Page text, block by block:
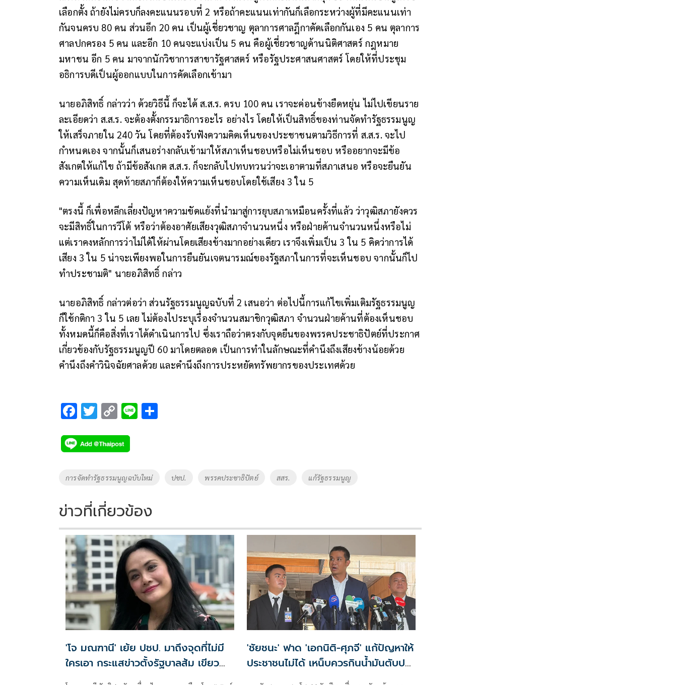
เลือกตั้ง ถ้ายังไม่ครบก็ลงคะแนนรอบที่ 2 หรือถ้าคะแนนเท่ากันก็เลือกระหว่างผู้ที่มีคะแนนเท่า
กันจนครบ 80 คน ส่วนอีก 20 คน เป็นผู้เชี่ยวชาญ ตุลาการศาลฎีกาคัดเลือกกันเอง 5 คน ตุลาการ
ศาลปกครอง 5 คน และอีก 10 คนจะแบ่งเป็น 5 คน คือผู้เชี่ยวชาญด้านนิติศาสตร์ กฎหมาย
มหาชน อีก 5 คน มาจากนักวิชาการสาขารัฐศาสตร์ หรือรัฐประศาสนศาสตร์ โดยให้ที่ประชุม
อธิการบดีเป็นผู้ออกแบบในการคัดเลือกเข้ามา
นายอภิสิทธิ์ กล่าวว่า ด้วยวิธีนี้ ก็จะได้ ส.ส.ร. ครบ 100 คน เราจะค่อนข้างยืดหยุ่น ไม่ไปเขียนราย
ละเอียดว่า ส.ส.ร. จะต้องตั้งกรรมาธิการอะไร อย่างไร โดยให้เป็นสิทธิ์ของท่านจัดทำรัฐธรรมนูญ
ให้เสร็จภายใน 240 วัน โดยที่ต้องรับฟังความคิดเห็นของประชาชนตามวิธีการที่ ส.ส.ร. จะไป
กำหนดเอง จากนั้นก็เสนอร่างกลับเข้ามาให้สภาเห็นชอบหรือไม่เห็นชอบ หรืออยากจะมีข้อ
สังเกตให้แก้ไข ถ้ามีข้อสังเกต ส.ส.ร. ก็จะกลับไปทบทวนว่าจะเอาตามที่สภาเสนอ หรือจะยืนยัน
ความเห็นเดิม สุดท้ายสภาก็ต้องให้ความเห็นชอบโดยใช้เสียง 3 ใน 5
"ตรงนี้ ก็เพื่อหลีกเลี่ยงปัญหาความขัดแย้งที่นำมาสู่การยุบสภาเหมือนครั้งที่แล้ว ว่าวุฒิสภายังควร
จะมีสิทธิ์ในการวีโต้ หรือว่าต้องอาศัยเสียงวุฒิสภาจำนวนหนึ่ง หรือฝ่ายค้านจำนวนหนึ่งหรือไม่
แต่เราคงหลักการว่าไม่ได้ให้ผ่านโดยเสียงข้างมากอย่างเดียว เราจึงเพิ่มเป็น 3 ใน 5 คิดว่าการได้
เสียง 3 ใน 5 น่าจะเพียงพอในการยืนยันเจตนารมณ์ของรัฐสภาในการที่จะเห็นชอบ จากนั้นก็ไป
ทำประชามติ" นายอภิสิทธิ์ กล่าว
นายอภิสิทธิ์ กล่าวต่อว่า ส่วนรัฐธรรมนูญฉบับที่ 2 เสนอว่า ต่อไปนี้การแก้ไขเพิ่มเติมรัฐธรรมนูญ
ก็ใช้กติกา 3 ใน 5 เลย ไม่ต้องไประบุเรื่องจำนวนสมาชิกวุฒิสภา จำนวนฝ่ายค้านที่ต้องเห็นชอบ
ทั้งหมดนี้ก็คือสิ่งที่เราได้ดำเนินการไป ซึ่งเราถือว่าตรงกับจุดยืนของพรรคประชาธิปัตย์ที่ประกาศ
เกี่ยวข้องกับรัฐธรรมนูญปี 60 มาโดยตลอด เป็นการทำในลักษณะที่คำนึงถึงเสียงข้างน้อยด้วย
คำนึงถึงคำวินิจฉัยศาลด้วย และคำนึงถึงการประหยัดทรัพยากรของประเทศด้วย
F
e
b
o
k
T
tt
er
C
p
y
Li
k
Li
Tags
การจัดทำรัฐธรรมนูญฉบับใหม่ ปชป. พรรคประชาธิปัตย์ สสร. แก้รัฐธรรมนูญ
ข่าวที่เกี่ยวข้อง
'โจ มณฑานี' เย้ย ปชป. มาถึงจุดที่ไม่มี
ใครเอา กระแสข่าวตั้งรัฐบาลส้ม เขียว
แดง ก็ยังไม่มีฟ้าเลย
'ชัยชนะ' ฟาด 'เอกนิติ-ศุภจี' แก้ปัญหาให้
ประชาชนไม่ได้ เหน็บควรกินน้ำมันตับปลา